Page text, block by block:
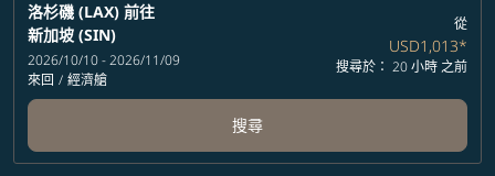
洛杉磯 (LAX) 前往
新加坡 (SIN)
2026/10/10 - 2026/11/09
來回 / 經濟艙
從
USD1,013*
搜尋於： 20 小時 之前
搜尋